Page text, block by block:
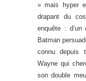
» mais hyper
drapant du
enquête :
Batman
connu depuis
Wayne qui
son double